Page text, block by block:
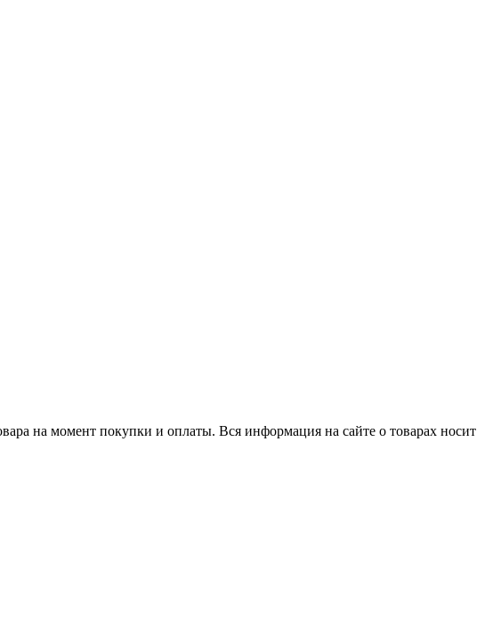
на момент покупки и оплаты. Вся информация на сайте о товарах носит